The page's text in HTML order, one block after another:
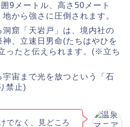
9メートル、高さ50メート
から強さに圧倒されます。
洞窟「天岩戸」は、境内社の
、立速日男命(たちはやひを
ったと伝えられます。(※立ち
宇宙まで光を放つという「石
禁止)
でなく、見どころ